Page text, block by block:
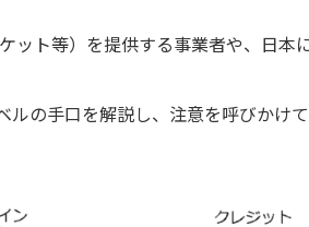
ット等）を提供する事業者や、日本
ルの手口を解説し、注意を呼びかけて